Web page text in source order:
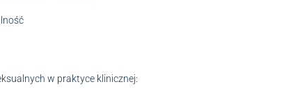
w praktyce klinicznej: